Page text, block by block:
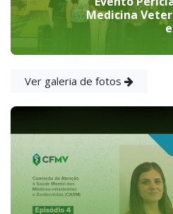
Medicina
Ver galeria de fotos